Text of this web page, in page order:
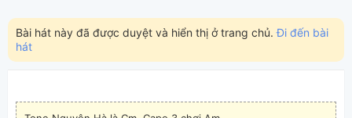
Bài hát này đã được duyệt và hiển thị ở trang chủ.Đi đến bài
hát